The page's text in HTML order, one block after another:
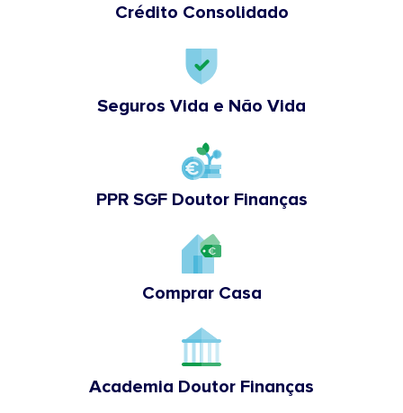
Crédito Consolidado
Seguros Vida e Não Vida
PPR SGF Doutor Finanças
Comprar Casa
Academia Doutor Finanças